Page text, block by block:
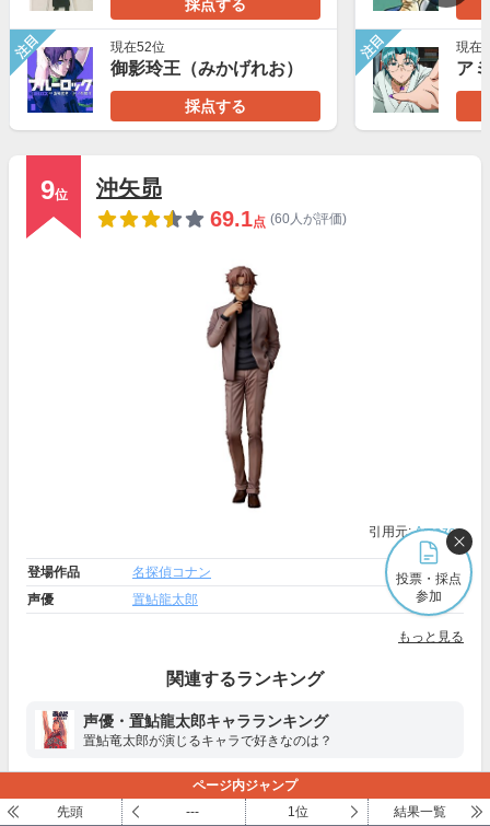
採点する
注目 現在52位
御影玲王（みかげれお）
採点する
注目 現在
ア
9位
沖矢昴
69.1点 (60人が評価)
引用元:Amazon
登場作品
名探偵コナン
声優
置鮎龍太郎
もっと見る
関連するランキング
声優・置鮎龍太郎キャラランキング
置鮎竜太郎が演じるキャラで好きなのは？
＼ ログインしていなくても採点できます ／
投票・採点
参加
ページ内ジャンプ
先頭
--- 1位 結果一覧